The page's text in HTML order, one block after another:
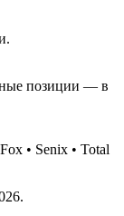
позиции — в
• Senix • Total